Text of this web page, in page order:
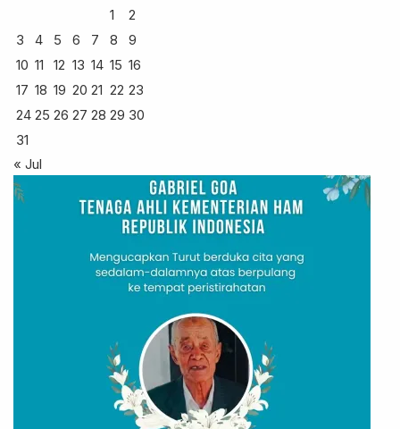
1
2
3
4 5 6 7 8
9
10 11 12 13 14 15 16
17 18 19 20 21 22 23
24 25 26 27 28 29 30
31
« Jul